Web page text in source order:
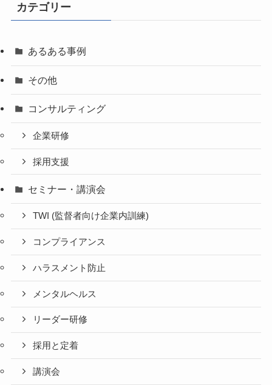
カテゴリー
あるある事例
その他
コンサルティング
企業研修
採用支援
セミナー・講演会
TWI (監督者向け企業内訓練)
コンプライアンス
ハラスメント防止
メンタルヘルス
リーダー研修
採用と定着
講演会